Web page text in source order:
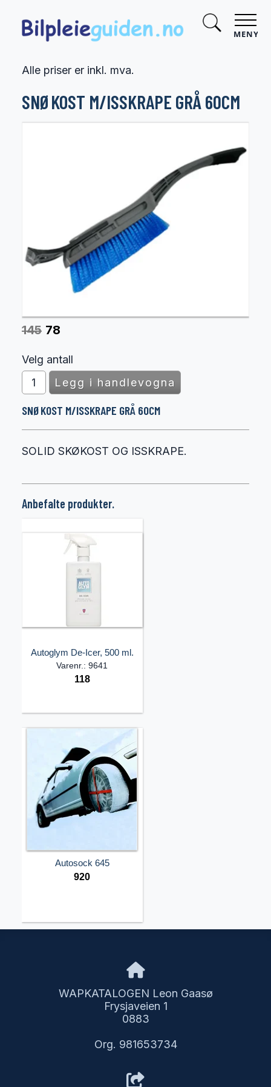
MENY
Alle priser er inkl. mva.
SNØKOST M/ISSKRAPE GRÅ 60CM
145 78
Velg antall
SNØKOST M/ISSKRAPE GRÅ 60CM
SOLID SKØKOST OG ISSKRAPE.
Anbefalte produkter.
Autoglym De-Icer, 500 ml.
Varenr.: 9641
118
Autosock 645
920
WAPKATALOGEN Leon Gaasø
Frysjaveien 1
0883
Org. 981653734